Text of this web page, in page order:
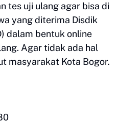
tes uji ulang agar bisa di
yang diterima Disdik
dalam bentuk online
Agar tidak ada hal
masyarakat Kota Bogor.